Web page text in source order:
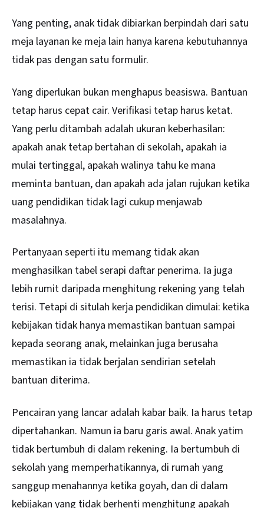
Yang penting, anak tidak dibiarkan berpindah dari satu
meja layanan ke meja lain hanya karena kebutuhannya
tidak pas dengan satu formulir.
Yang diperlukan bukan menghapus beasiswa. Bantuan
tetap harus cepat cair. Verifikasi tetap harus ketat.
Yang perlu ditambah adalah ukuran keberhasilan:
apakah anak tetap bertahan di sekolah, apakah ia
mulai tertinggal, apakah walinya tahu ke mana
meminta bantuan, dan apakah ada jalan rujukan ketika
uang pendidikan tidak lagi cukup menjawab
masalahnya.
Pertanyaan seperti itu memang tidak akan
menghasilkan tabel serapi daftar penerima. Ia juga
lebih rumit daripada menghitung rekening yang telah
terisi. Tetapi di situlah kerja pendidikan dimulai: ketika
kebijakan tidak hanya memastikan bantuan sampai
kepada seorang anak, melainkan juga berusaha
memastikan ia tidak berjalan sendirian setelah
bantuan diterima.
Pencairan yang lancar adalah kabar baik. Ia harus tetap
dipertahankan. Namun ia baru garis awal. Anak yatim
tidak bertumbuh di dalam rekening. Ia bertumbuh di
sekolah yang memperhatikannya, di rumah yang
sanggup menahannya ketika goyah, dan di dalam
kebijakan yang tidak berhenti menghitung apakah